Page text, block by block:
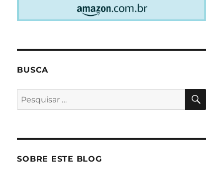
BUSCA
Pesquisar
por:
SOBRE ESTE BLOG